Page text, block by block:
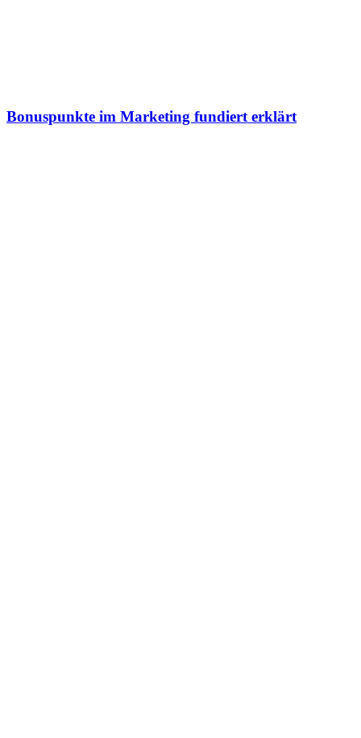
Bonuspunkte im Marketing fundiert erklärt